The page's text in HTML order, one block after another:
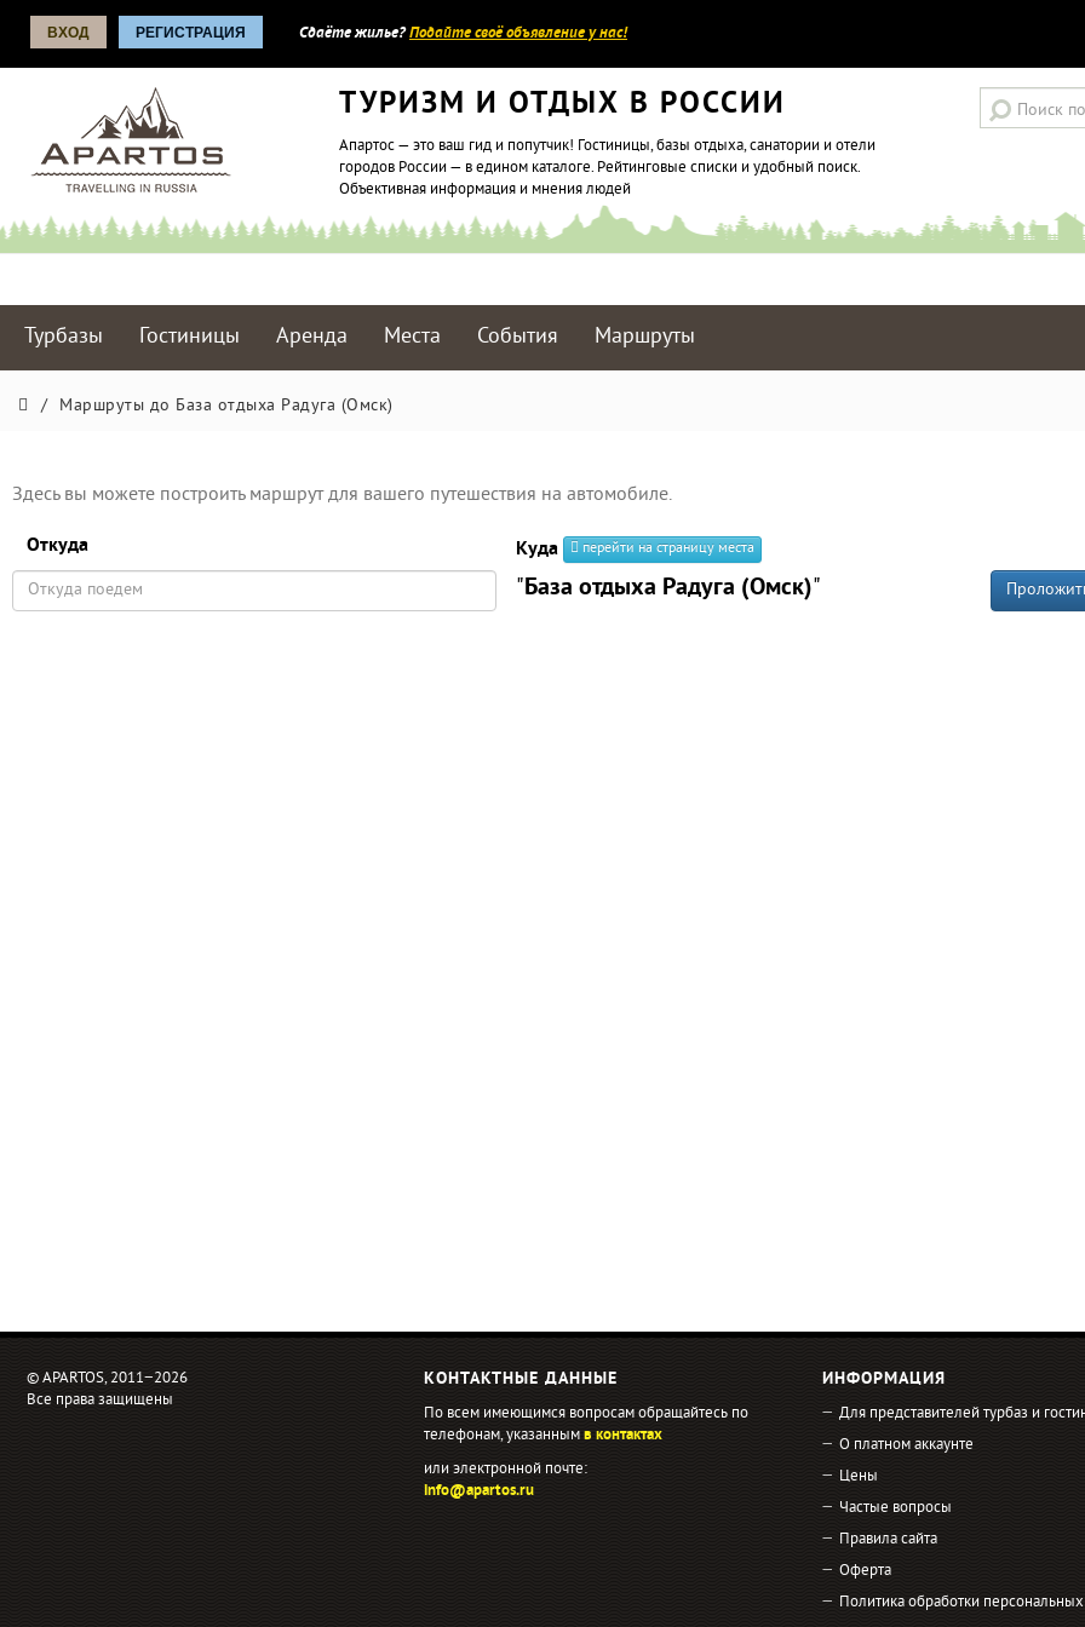
ВХОД РЕГИСТРАЦИЯ Сдаёте жилье?Подайте своё объявление у нас!
ТУРИЗМ И ОТДЫХ В РОССИИ
Апартос — это ваш гид и попутчик! Гостиницы, базы отдыха, санатории и отели
городов России — в едином каталоге. Рейтинговые списки и удобный поиск.
Объективная информация и мнения людей
Турбазы Гостиницы Аренда Места События Маршруты
/ Маршруты до База отдыха Радуга (Омск)
Здесь вы можете построить маршрут для вашего путешествия на автомобиле.
Откуда Куда перейти на страницу места
"База отдыха Радуга (Омск)"
© APARTOS, 2011−2026
Все права защищены
КОНТАКТНЫЕ ДАННЫЕ
По всем имеющимся вопросам обращайтесь по
телефонам, указаннымв контактах
или электронной почте:
info@apartos.ru
ИНФОРМАЦИЯ
Для представителей турбаз и
О платном аккаунте
Цены
Частые вопросы
Правила сайта
Оферта
Политика обработки